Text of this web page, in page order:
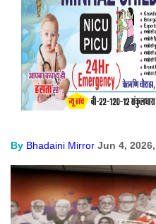
By Bhadaini Mirror Jun 4,